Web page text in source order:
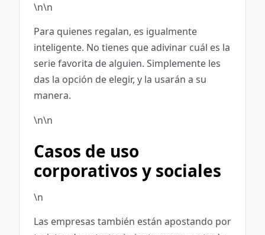
\n\n
Para quienes regalan, es igualmente
inteligente. No tienes que adivinar cuál es la
serie favorita de alguien. Simplemente les
das la opción de elegir, y la usarán a su
manera.
\n\n
Casos de uso
corporativos y sociales
\n
Las empresas también están apostando por